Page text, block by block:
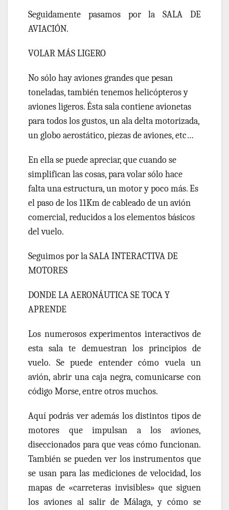
Seguidamente pasamos por la SALA DE
AVIACIÓN.
VOLAR MÁS LIGERO
No sólo hay aviones grandes que pesan
toneladas, también tenemos helicópteros y
aviones ligeros. Ésta sala contiene avionetas
para todos los gustos, un ala delta motorizada,
un globo aerostático, piezas de aviones, etc…
En ellase puedeapreciar, que cuando se
simplifican las cosas, para volar sólo hace
falta una estructura, un motor y poco más. Es
el paso de los 11Km de cableado de un avión
comercial, reducidos a los elementos básicos
del vuelo.
Seguimos porlaSALA INTERACTIVA DE
MOTORES
DONDE LA AERONÁUTICA SE TOCA Y
APRENDE
Los numerosos experimentos interactivos de
esta salate demuestranlos principios de
vuelo. Se puede entender cómo vuela un
avión, abrir una caja negra, comunicarse con
código Morse, entre otros muchos.
Aquí podrás ver además los distintos tipos de
motores que impulsan a los aviones,
diseccionados para que veas cómo funcionan.
También se pueden ver los instrumentos que
se usan para las mediciones de velocidad, los
mapas de «carreteras invisibles» que siguen
los aviones al salir de Málaga, y cómo se